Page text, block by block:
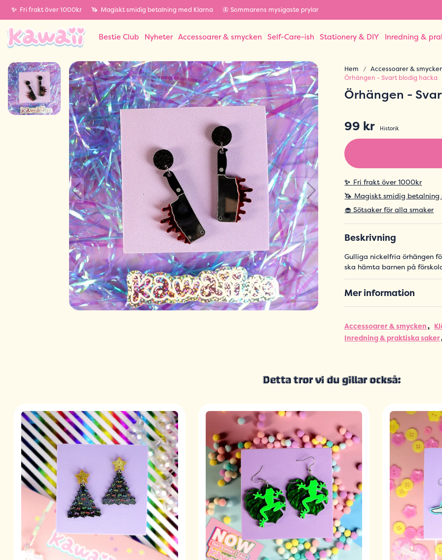
✨ Fri frakt över 1000kr 🦄 Magiskt smidig betalning med Klarna 🦋 Sommarens mysigaste prylar
Bestie Club Nyheter Accessoarer & smycken Self-Care-ish Stationery & DIY Inredning &
Hem Accessoarer &
Örhängen - Svart blodig hacka
Örhängen -
99 kr
Historik
✨ Fri frakt över 1000kr
🦄 Magiskt smidig betalning
🧁 Sötsaker för alla smaker
Beskrivning
Gulliga nickelfria örhängen
ska hämta barnen på
Mer information
Accessoarer & smycken
Inredning & praktiska saker
Detta tror vi du gillar också: